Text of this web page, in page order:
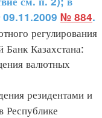
09.11.2009 № 884.
регулирования
Банк Казахстана:
валютных
резидентами и
Республике